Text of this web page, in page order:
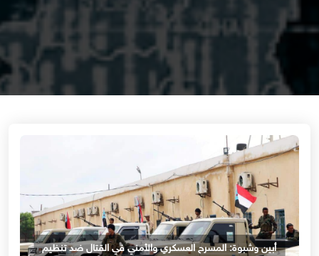
أبين وشبوة: المسرح العسكري والأمني في القتال ضد تنظيم